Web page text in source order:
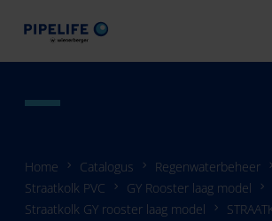
Home Catalogus Regenwaterbeheer
Straatkolk PVC
GY Rooster laag model
Straatkolk GY rooster laag model